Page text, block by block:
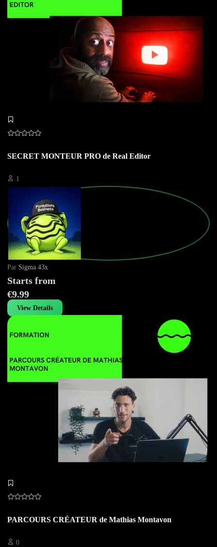
SECRET MONTEUR PRO de Real Editor
1
Par Sigma 43x
Starts from
€9.99
View Details
PARCOURS CRÉATEUR de Mathias Montavon
0